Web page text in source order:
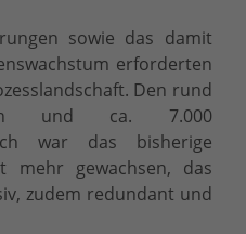
sowie das damit
erforderten
Den rund
und ca. 7.000
war das bisherige
mehr gewachsen, das
zudem redundant und